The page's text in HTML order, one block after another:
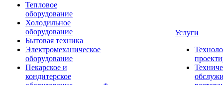
Тепловое
оборудование
Холодильное
оборудование
Бытовая техника
Электромеханическое
оборудование
Пекарское и
кондитерское
Услуги